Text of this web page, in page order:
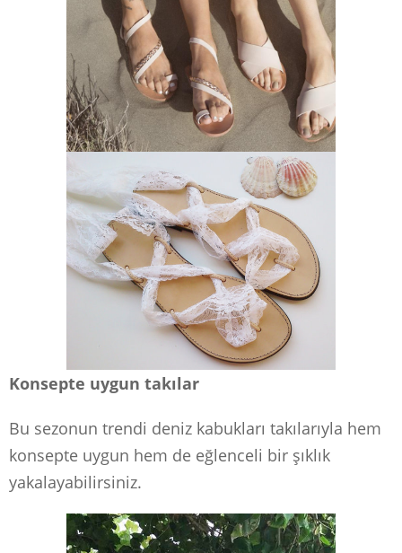
Konsepte uygun takılar
Bu sezonun trendi deniz kabukları takılarıyla hem
konsepte uygun hem de eğlenceli bir şıklık
yakalayabilirsiniz.